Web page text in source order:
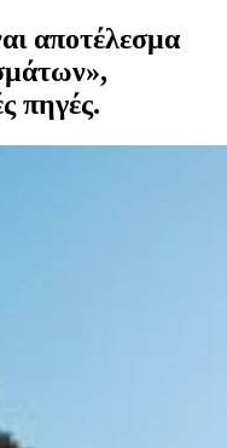
αποτέλεσμα
πηγές.